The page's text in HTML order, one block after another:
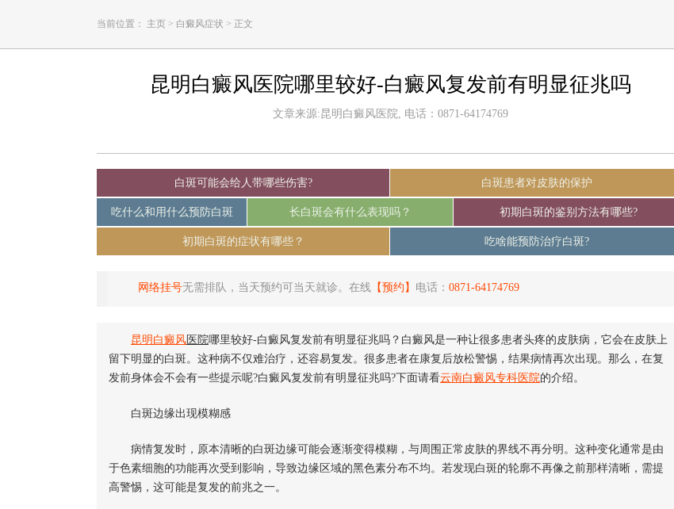
当前位置： 主页 > 白癜风症状 > 正文
昆明白癜风医院哪里较好-白癜风复发前有明显征兆吗
文章来源:昆明白癜风医院, 电话：0871-64174769
白斑可能会给人带哪些伤害? 白斑患者对皮肤的保护
吃什么和用什么预防白斑 长白斑会有什么表现吗？ 初期白斑的鉴别方法有哪些?
初期白斑的症状有哪些？ 吃啥能预防治疗白斑?
网络挂号无需排队，当天预约可当天就诊。在线 【预约】 电话： 0871-64174769
昆明 白癜风 医院哪里较好-白癜风复发前有明显征兆吗？白癜风是一种让很多患者头疼的皮肤病，它会在皮肤上
留下明显的白斑。这种病不仅难治疗，还容易复发。很多患者在康复后放松警惕，结果病情再次出现。那么，在复
发前身体会不会有一些提示呢?白癜风复发前有明显征兆吗?下面请看云南白癜风专科医院的介绍。
白斑边缘出现模糊感
病情复发时，原本清晰的白斑边缘可能会逐渐变得模糊，与周围正常皮肤的界线不再分明。这种变化通常是由
于色素细胞的功能再次受到影响，导致边缘区域的黑色素分布不均。若发现白斑的轮廓不再像之前那样清晰，需提
高警惕，这可能是复发的前兆之一。